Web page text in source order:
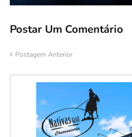
Postar Um Comentário
Postagem Anterior